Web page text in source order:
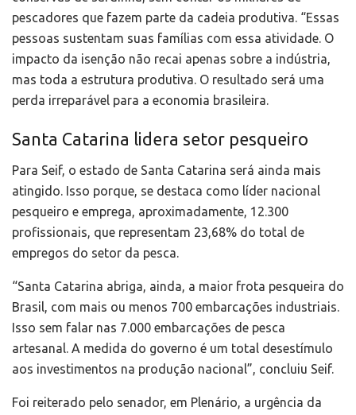
pescadores que fazem parte da cadeia produtiva. “Essas
pessoas sustentam suas famílias com essa atividade. O
impacto da isenção não recai apenas sobre a indústria,
mas toda a estrutura produtiva. O resultado será uma
perda irreparável para a economia brasileira.
Santa Catarina lidera setor pesqueiro
Para Seif, o estado de Santa Catarina será ainda mais
atingido. Isso porque, se destaca como líder nacional
pesqueiro e emprega, aproximadamente, 12.300
profissionais, que representam 23,68% do total de
empregos do setor da pesca.
“Santa Catarina abriga, ainda, a maior frota pesqueira do
Brasil, com mais ou menos 700 embarcações industriais.
Isso sem falar nas 7.000 embarcações de pesca
artesanal. A medida do governo é um total desestímulo
aos investimentos na produção nacional”, concluiu Seif.
Foi reiterado pelo senador, em Plenário, a urgência da